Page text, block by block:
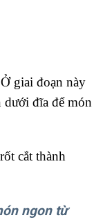
giai đoạn này
dưới đĩa để món
cắt thành
ngon từ